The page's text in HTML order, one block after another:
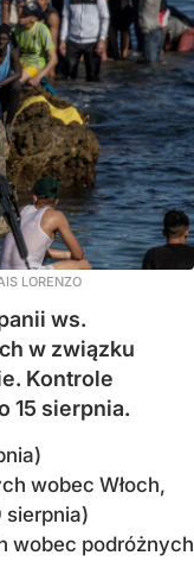
LORENZO
ws.
w związku
Kontrole
15 sierpnia.
wobec Włoch,
sierpnia)
wobec podróżnych